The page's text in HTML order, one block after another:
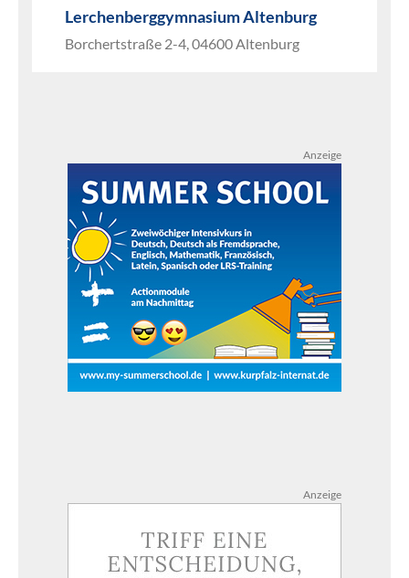
Lerchenberggymnasium Altenburg
Borchertstraße 2-4, 04600 Altenburg
Anzeige
Anzeige